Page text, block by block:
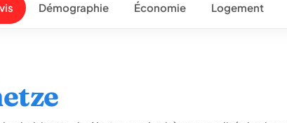
Démographie Économie Logement